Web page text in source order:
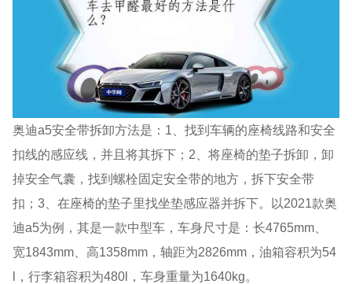
奥迪a5安全带拆卸方法是：1、找到车辆的座椅线路和安全
扣线的感应线，并且将其拆下；2、将座椅的垫子拆卸，卸
掉安全气囊，找到螺栓固定安全带的地方，拆下安全带
扣；3、在座椅的垫子里找坐垫感应器并拆下。以2021款奥
迪a5为例，其是一款中型车，车身尺寸是：长4765mm、
宽1843mm、高1358mm，轴距为2826mm，油箱容积为54
l，行李箱容积为480l，车身重量为1640kg。